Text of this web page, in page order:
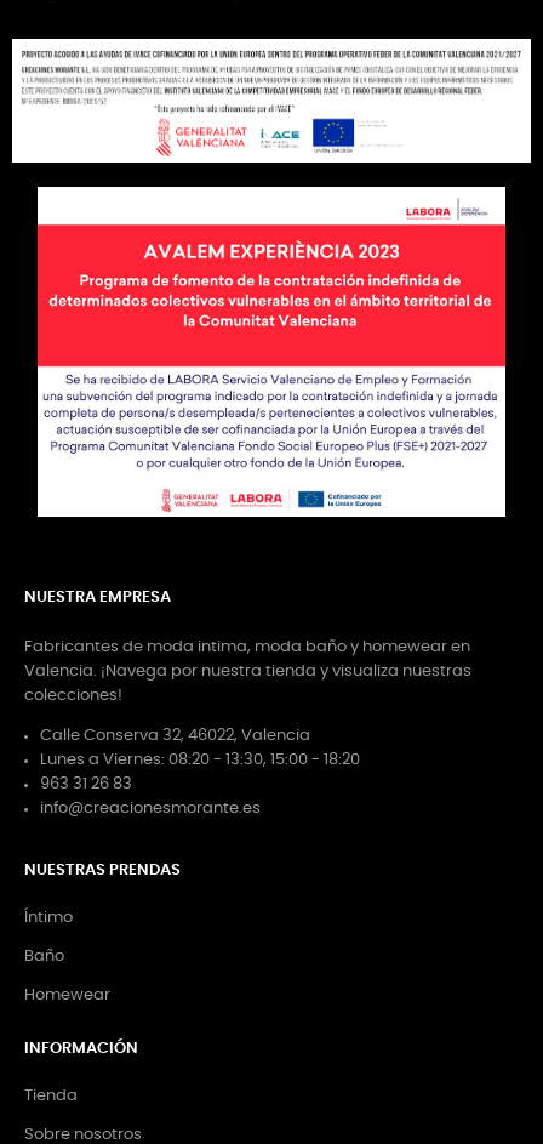
NUESTRA EMPRESA
Fabricantes de moda intima, moda baño y homewear en
Valencia. ¡Navega por nuestra tienda y visualiza nuestras
colecciones!
Calle Conserva 32, 46022, Valencia
Lunes a Viernes: 08:20 - 13:30, 15:00 - 18:20
963 31 26 83
info@creacionesmorante.es
NUESTRAS PRENDAS
Íntimo
Baño
Homewear
INFORMACIÓN
Tienda
Sobre nosotros